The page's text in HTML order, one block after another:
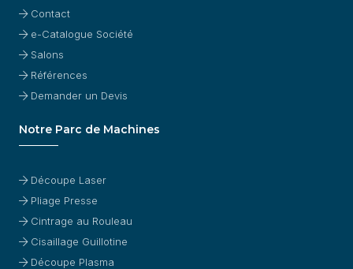
Contact
e-Catalogue Société
Salons
Références
Demander un Devis
Notre Parc de Machines
Découpe Laser
Pliage Presse
Cintrage au Rouleau
Cisaillage Guillotine
Découpe Plasma